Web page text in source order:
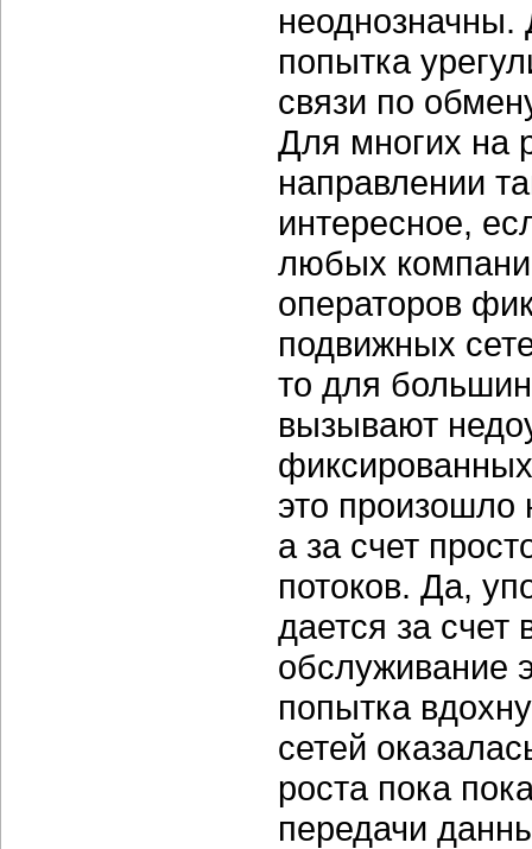
неоднозначны.
попытка
связи по
Для многих на
направлении
интересное,
любых
операторов
подвижных
то для
вызывают
это произошло
а за счет
потоков. Да,
дается за
обслуживание
попытка
сетей
роста пока
передачи